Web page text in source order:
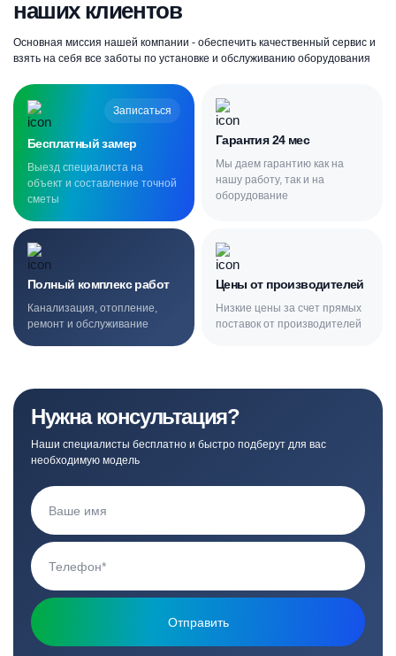
наших клиентов
Основная миссия нашей компании - обеспечить качественный сервис и
взять на себя все заботы по установке и обслуживанию оборудования
Записаться
Бесплатный замер
Выезд специалиста на
объект и составление точной
сметы
Гарантия 24 мес
Мы даем гарантию как на
нашу работу, так и на
оборудование
Полный комплекс работ
Канализация, отопление,
ремонт и обслуживание
Цены от производителей
Низкие цены за счет прямых
поставок от производителей
Нужна консультация?
Наши специалисты бесплатно и быстро подберут для вас
необходимую модель